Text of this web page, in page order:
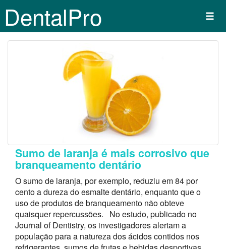
DentalPro
Sumo de laranja é mais corrosivo que
branqueamento dentário
O sumo de laranja, por exemplo, reduziu em 84 por
cento a dureza do esmalte dentário, enquanto que o
uso de produtos de branqueamento não obteve
quaisquer repercussões. No estudo, publicado no
Journal of Dentistry, os investigadores alertam a
população para a natureza dos ácidos contidos nos